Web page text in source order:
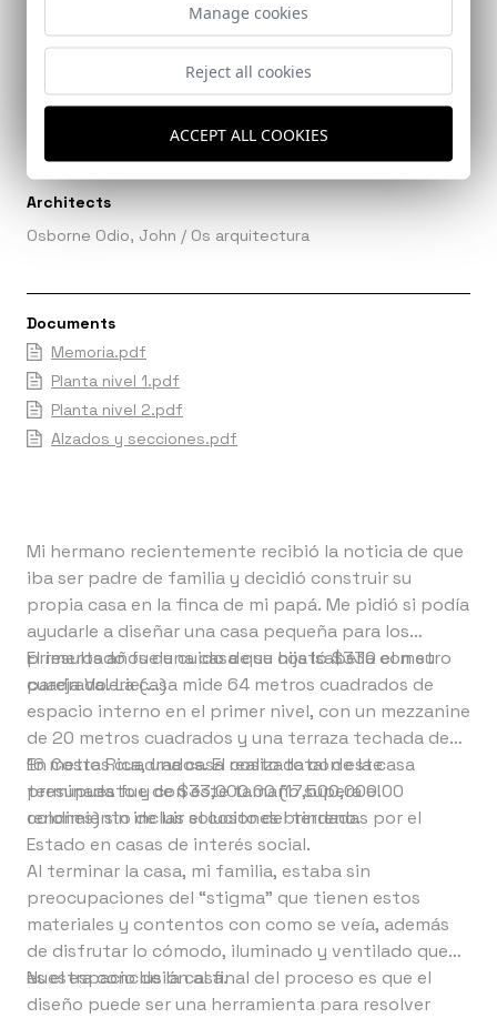
Ref: 8308_28
Architects
Osborne Odio, John / Os arquitectura
Documents
Memoria.pdf
Planta nivel 1.pdf
Planta nivel 2.pdf
Alzados y secciones.pdf
Mi hermano recientemente recibió la noticia de que
iba ser padre de familia y decidió construir su
propia casa en la finca de mi papá. Me pidió si podía
ayudarle a diseñar una casa pequeña para los
primeros años de cuido de su hija Isabella con su
pareja Valerie(...)
El resultado fue una casa que costó $330 el metro
cuadrado. La casa mide 64 metros cuadrados de
espacio interno en el primer nivel, con un mezzanine
de 20 metros cuadrados y una terraza techada de
16 metros cuadrados. El costo total de la casa
terminada fue de $33,000.00 (17,500,000.00
colones) sin incluir el costo del terreno.
En Costa Rica, una casa realizada con este
presupuesto y con este tamaño supera el
rendimiento de las soluciones brindadas por el
Estado en casas de interés social.
Al terminar la casa, mi familia, estaba sin
preocupaciones del “stigma” que tienen estos
materiales y contentos con como se veía, además
de disfrutar lo cómodo, iluminado y ventilado que
es el espacio de la casa.
Nuestra conclusión al final del proceso es que el
diseño puede ser una herramienta para resolver
Manage cookies
Reject all cookies
ACCEPT ALL COOKIES